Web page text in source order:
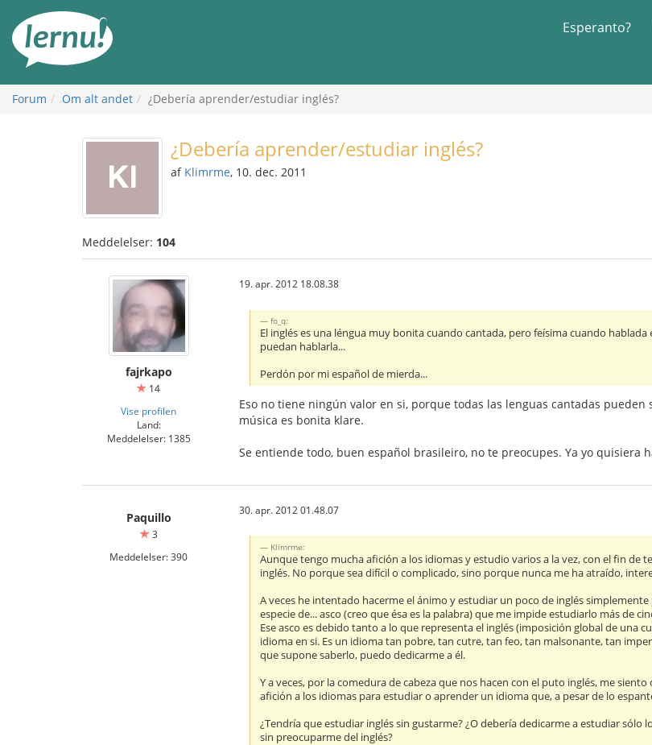
indholdet
Esperanto?
Forum Om alt andet ¿Debería aprender/estudiar inglés?
¿Debería aprender/estudiar inglés?
af Klimrme, 10. dec. 2011
Meddelelser: 104
fajrkapo
14
Vise profilen
Land:
Meddelelser: 1385
19. apr. 2012 18.08.38
fo_q:
El inglés es una léngua muy bonita cuando cantada, pero feísima cuando
puedan hablarla...
Perdón por mi español de mierda...
Eso no tiene ningún valor en si, porque todas las lenguas cantadas
música es bonita klare.
Se entiende todo, buen español brasileiro, no te preocupes. Ya yo quisiera
Paquillo
3
Meddelelser: 390
30. apr. 2012 01.48.07
Klimrme:
Aunque tengo mucha afición a los idiomas y estudio varios a la vez, con el fin de
inglés. No porque sea difícil o complicado, sino porque nunca me ha atraído,
A veces he intentado hacerme el ánimo y estudiar un poco de inglés
especie de... asco (creo que ésa es la palabra) que me impide estudiarlo más de
Ese asco es debido tanto a lo que representa el inglés (imposición global de una
idioma en si. Es un idioma tan pobre, tan cutre, tan feo, tan malsonante, tan
que supone saberlo, puedo dedicarme a él.
Y a veces, por la comedura de cabeza que nos hacen con el puto inglés, me
afición a los idiomas para estudiar o aprender un idioma que, a pesar de lo
¿Tendría que estudiar inglés sin gustarme? ¿O debería dedicarme a estudiar
sin preocuparme del inglés?